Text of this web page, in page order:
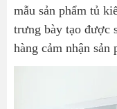
mẫu sản phẩm tủ
trưng bày tạo được
hàng cảm nhận sản